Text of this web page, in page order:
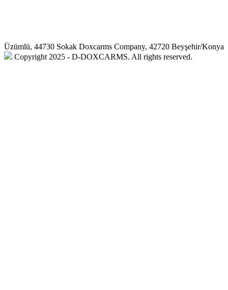
Üzümlü, 44730 Sokak Doxcarms Company, 42720 Beyşehir/Konya
Copyright 2025 - D-DOXCARMS. All rights reserved.